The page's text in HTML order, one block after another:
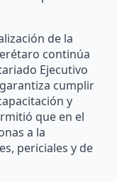
de la
continúa
Ejecutivo
cumplir
y
que en el
a la
periciales y de